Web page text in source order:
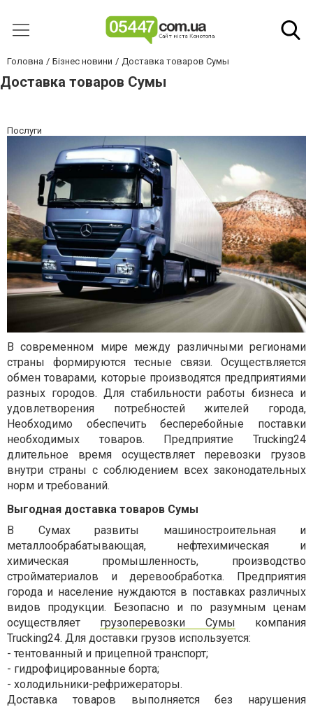
Головна Бізнес новини Доставка товаров Сумы
Доставка товаров Сумы
Послуги
В современном мире между различными регионами
страны формируются тесные связи. Осуществляется
обмен товарами, которые производятся предприятиями
разных городов. Для стабильности работы бизнеса и
удовлетворения потребностей жителей города,
Необходимо обеспечить бесперебойные поставки
необходимых товаров. Предприятие Trucking24
длительное время осуществляет перевозки грузов
внутри страны с соблюдением всех законодательных
норм и требований.
Выгодная доставка товаров Сумы
В Сумах развиты машиностроительная и
металлообрабатывающая, нефтехимическая и
химическая промышленность, производство
стройматериалов и деревообработка. Предприятия
города и население нуждаются в поставках различных
видов продукции. Безопасно и по разумным ценам
осуществляет грузоперевозки Сумы компания
Trucking24. Для доставки грузов используется:
- тентованный и прицепной транспорт;
- гидрофицированные борта;
- холодильники-рефрижераторы.
Доставка товаров выполняется без нарушения